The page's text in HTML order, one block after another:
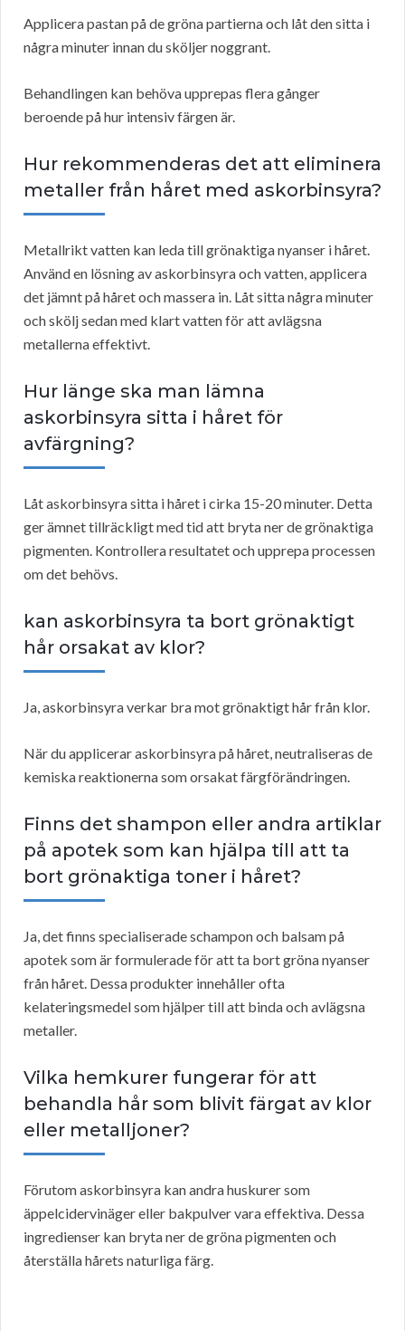
Applicera pastan på de gröna partierna och låt den sitta i
några minuter innan du sköljer noggrant.
Behandlingen kan behöva upprepas flera gånger
beroende på hur intensiv färgen är.
Hur rekommenderas det att eliminera
metaller från håret med askorbinsyra?
Metallrikt vatten kan leda till grönaktiga nyanser i håret.
Använd en lösning av askorbinsyra och vatten, applicera
det jämnt på håret och massera in. Låt sitta några minuter
och skölj sedan med klart vatten för att avlägsna
metallerna effektivt.
Hur länge ska man lämna
askorbinsyra sitta i håret för
avfärgning?
Låt askorbinsyra sitta i håret i cirka 15-20 minuter. Detta
ger ämnet tillräckligt med tid att bryta ner de grönaktiga
pigmenten. Kontrollera resultatet och upprepa processen
om det behövs.
kan askorbinsyra ta bort grönaktigt
hår orsakat av klor?
Ja, askorbinsyra verkar bra mot grönaktigt hår från klor.
När du applicerar askorbinsyra på håret, neutraliseras de
kemiska reaktionerna som orsakat färgförändringen.
Finns det shampon eller andra artiklar
på apotek som kan hjälpa till att ta
bort grönaktiga toner i håret?
Ja, det finns specialiserade schampon och balsam på
apotek som är formulerade för att ta bort gröna nyanser
från håret. Dessa produkter innehåller ofta
kelateringsmedel som hjälper till att binda och avlägsna
metaller.
Vilka hemkurer fungerar för att
behandla hår som blivit färgat av klor
eller metalljoner?
Förutom askorbinsyra kan andra huskurer som
äppelcidervinäger eller bakpulver vara effektiva. Dessa
ingredienser kan bryta ner de gröna pigmenten och
återställa hårets naturliga färg.